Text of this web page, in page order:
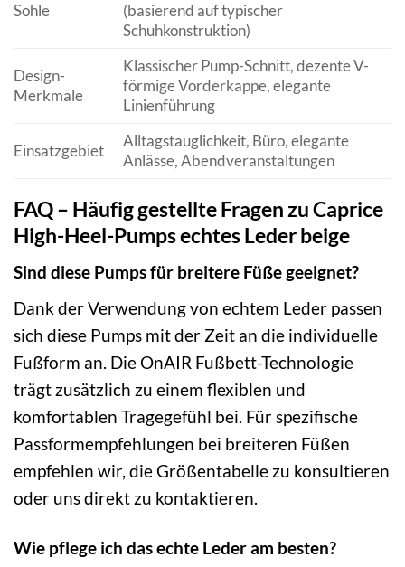
Sohle
(basierend auf typischer
Schuhkonstruktion)
Design-
Merkmale
Klassischer Pump-Schnitt, dezente V-
förmige Vorderkappe, elegante
Linienführung
Einsatzgebiet
Alltagstauglichkeit, Büro, elegante
Anlässe, Abendveranstaltungen
FAQ – Häufig gestellte Fragen zu Caprice
High-Heel-Pumps echtes Leder beige
Sind diese Pumps für breitere Füße geeignet?
Dank der Verwendung von echtem Leder passen
sich diese Pumps mit der Zeit an die individuelle
Fußform an. Die OnAIR Fußbett-Technologie
trägt zusätzlich zu einem flexiblen und
komfortablen Tragegefühl bei. Für spezifische
Passformempfehlungen bei breiteren Füßen
empfehlen wir, die Größentabelle zu konsultieren
oder uns direkt zu kontaktieren.
Wie pflege ich das echte Leder am besten?